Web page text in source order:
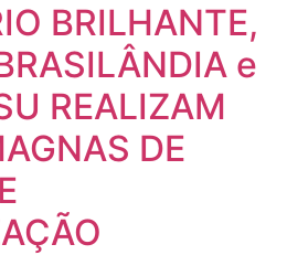
BRILHANTE,
e
REALIZAM
DE